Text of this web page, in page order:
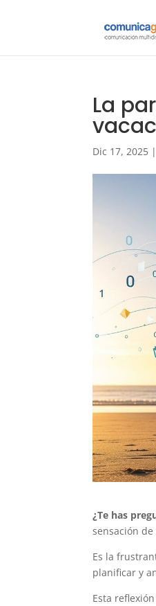
La
Dic 17, 2025 |
¿Te has
sensación
Es la
planificar y
Esta